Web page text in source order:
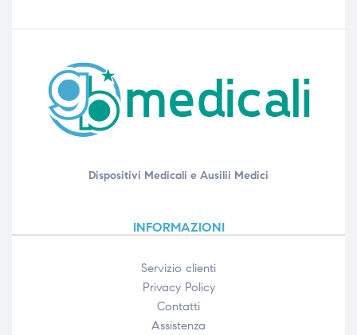
Dispositivi Medicali e Ausilii Medici
INFORMAZIONI
Servizio clienti
Privacy Policy
Contatti
Assistenza